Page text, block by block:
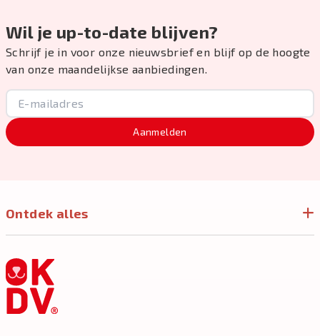
Wil je up-to-date blijven?
Schrijf je in voor onze nieuwsbrief en blijf op de hoogte
van onze maandelijkse aanbiedingen.
Aanmelden
Ontdek alles